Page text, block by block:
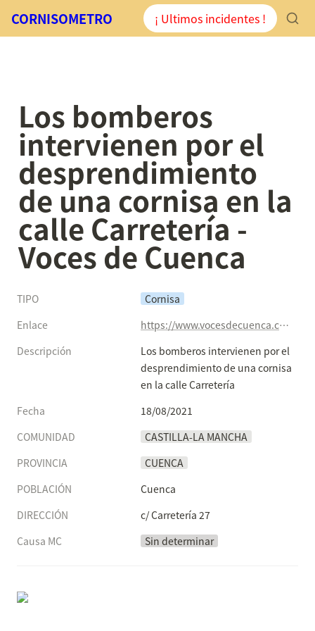
CORNISOMETRO ¡ Ultimos incidentes !
Los bomberos
intervienen por el
desprendimiento
de una cornisa en la
calle Carretería -
Voces de Cuenca
TIPO
Cornisa
Enlace
https://www.vocesdecuenca.com/cuenca/los-bomberos-intervienen-por-el-desprendimiento-de-una-cornisa-en-la-calle-carreteria/
Descripción
Los bomberos intervienen por el
desprendimiento de una cornisa
en la calle Carretería
Fecha
18/08/2021
COMUNIDAD
CASTILLA-LA MANCHA
PROVINCIA
CUENCA
POBLACIÓN
Cuenca
DIRECCIÓN
c/ Carretería 27
Causa MC
Sin determinar